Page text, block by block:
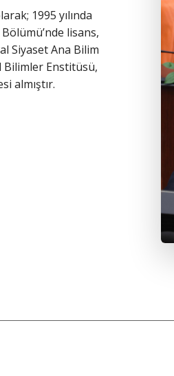
1995 yılında
lisans,
Siyaset Ana Bilim
Bilimler Enstitüsü,
almıştır.